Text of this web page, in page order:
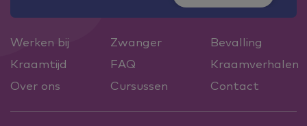
Werken bij Zwanger
Bevalling
Kraamtijd
FAQ
Kraamverhalen
Over ons
Cursussen Contact